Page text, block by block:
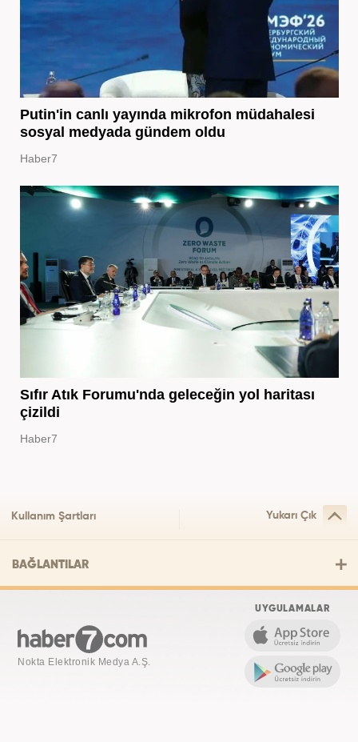
Putin'in canlı yayında mikrofon müdahalesi
sosyal medyada gündem oldu
Haber7
Sıfır Atık Forumu'nda geleceğin yol haritası
çizildi
Haber7
Kullanım Şartları Yukarı Çık
BAĞLANTILAR
Nokta Elektronik Medya A.Ş.
UYGULAMALAR